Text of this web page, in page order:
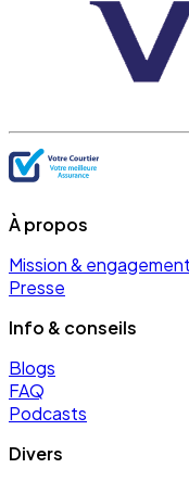
À propos
Mission &
Presse
Info & conseils
Blogs
FAQ
Podcasts
Divers